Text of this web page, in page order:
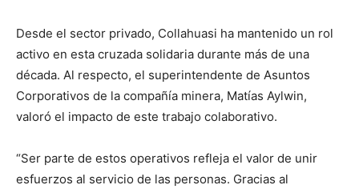
Desde el sector privado, Collahuasi ha mantenido un rol
activo en esta cruzada solidaria durante más de una
década. Al respecto, el superintendente de Asuntos
Corporativos de la compañía minera, Matías Aylwin,
valoró el impacto de este trabajo colaborativo.
“Ser parte de estos operativos refleja el valor de unir
esfuerzos al servicio de las personas. Gracias al